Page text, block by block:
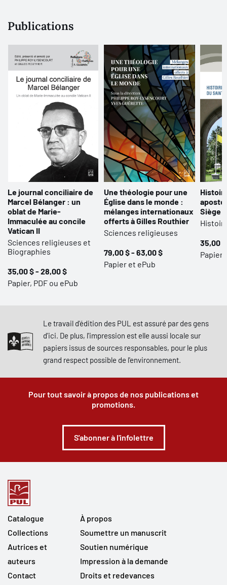
Publications
Le journal conciliaire de
Marcel Bélanger : un
oblat de Marie-
Immaculée au concile
Vatican II
Sciences religieuses et
Biographies
35,00 $ - 28,00 $
Papier, PDF ou ePub
Une théologie pour une
Église dans le monde :
mélanges internationaux
offerts à Gilles Routhier
Sciences religieuses
79,00 $ - 63,00 $
Papier et ePub
Siège
35,00 $
Papier
Le travail d'édition des PUL est assuré par des gens
d'ici. De plus, l'impression est elle aussi locale sur
papiers issus de sources responsables, pour le plus
grand respect possible de l'environnement.
Pour tout savoir à propos de nos publications et
promotions.
S'abonner à l'infolettre
Catalogue
Collections
Autrices et
auteurs
Contact
À propos
Soumettre un manuscrit
Soutien numérique
Impression à la demande
Droits et redevances